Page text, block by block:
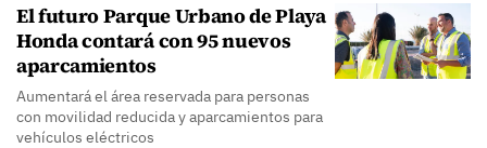
El futuro Parque Urbano de Playa
Honda contará con 95 nuevos
aparcamientos
Aumentará el área reservada para personas
con movilidad reducida y aparcamientos para
vehículos eléctricos